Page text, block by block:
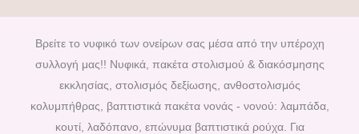
e
b
o
o
k
t
e
r
e
s
t
t
a
g
r
a
m
t
u
b
Βρείτε το νυφικό των ονείρων σας μέσα από την υπέροχη
συλλογή μας!! Νυφικά, πακέτα στολισμού & διακόσμησης
εκκλησίας, στολισμός δεξίωσης, ανθοστολισμός
κολυμπήθρας, βαπτιστικά πακέτα νονάς - νονού: λαμπάδα,
κουτί, λαδόπανο, επώνυμα βαπτιστικά ρούχα. Για